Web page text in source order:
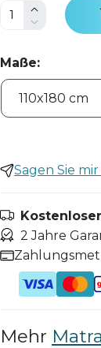
Maße:
Sagen Sie
2 Jahre
Mehr